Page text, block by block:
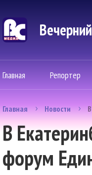
Главная Репортер
Главная Новости
В
форум